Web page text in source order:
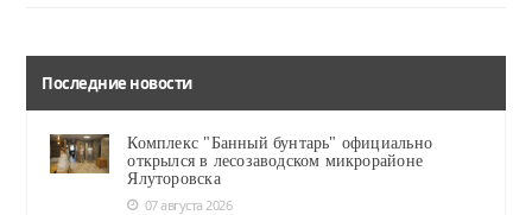
Последние новости
Комплекс "Банный бунтарь" официально
открылся в лесозаводском микрорайоне
Ялуторовска
07 августа 2026